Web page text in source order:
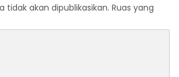
tidak akan dipublikasikan. Ruas yang